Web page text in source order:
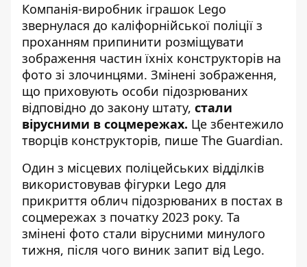
Компанія-виробник іграшок Lego
звернулася до каліфорнійської поліції з
проханням припинити розміщувати
зображення частин їхніх конструкторів на
фото зі злочинцями. Змінені зображення,
що приховують особи підозрюваних
відповідно до закону штату, стали
вірусними в соцмережах. Це збентежило
творців конструкторів, пише The Guardian.
Один з місцевих поліцейських відділків
використовував фігурки Lego для
прикриття облич підозрюваних в постах в
соцмережах з початку 2023 року. Та
змінені фото стали вірусними минулого
тижня, після чого виник запит від Lego.